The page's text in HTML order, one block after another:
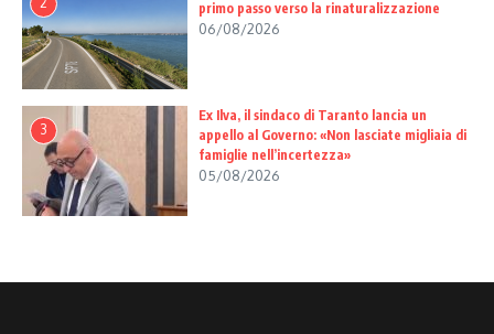
primo passo verso la rinaturalizzazione
06/08/2026
3
Ex Ilva, il sindaco di Taranto lancia un
appello al Governo: «Non lasciate migliaia di
famiglie nell’incertezza»
05/08/2026